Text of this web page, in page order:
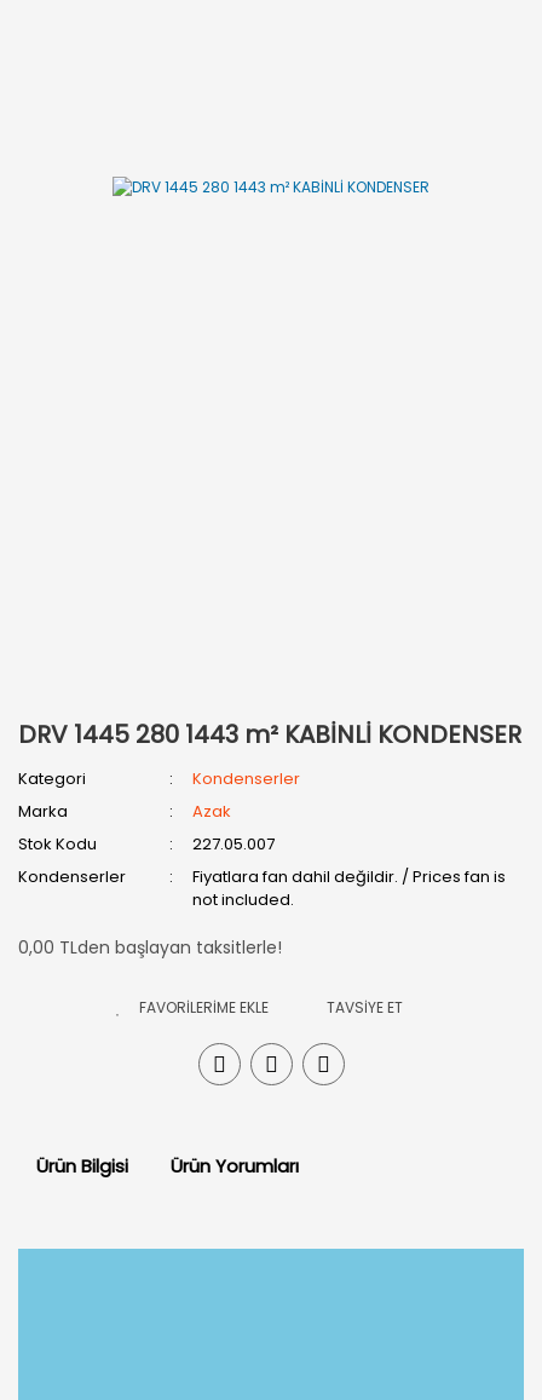
DRV 1445 280 1443 m² KABİNLİ KONDENSER
Kategori
Kondenserler
Marka
Azak
Stok Kodu
227.05.007
Kondenserler
Fiyatlara fan dahil değildir. / Prices fan is
not included.
0,00 TLden başlayan taksitlerle!
TAVSİYE ET
Ürün Bilgisi Ürün Yorumları